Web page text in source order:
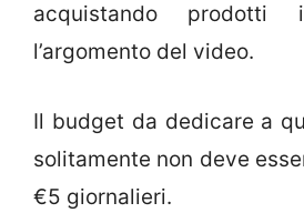
acquistando
l’argomento del video.
Il budget da dedicare a
solitamente non deve
€5 giornalieri.